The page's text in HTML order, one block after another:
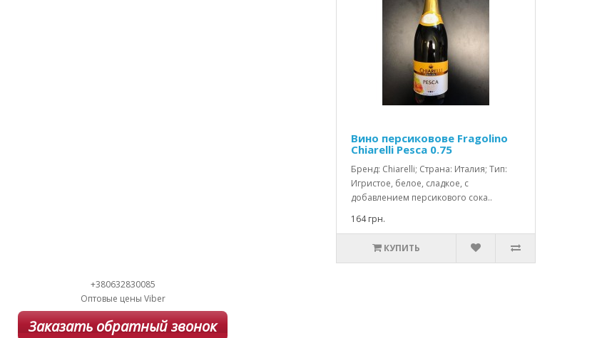
Вино персиковове Fragolino
Chiarelli Pesca 0.75
Бренд: Chiarelli; Страна: Италия; Тип:
Игристое, белое, сладкое, с
добавлением персикового сока..
164 грн.
КУПИТЬ
+380632830085
Оптовые цены Viber
Заказать обратный звонок